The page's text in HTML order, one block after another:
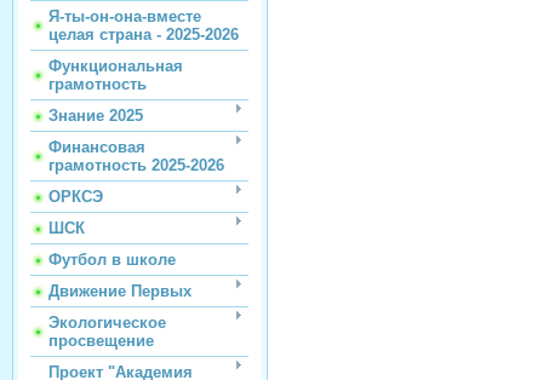
Я-ты-он-она-вместе
целая страна - 2025-2026
Функциональная
грамотность
Знание 2025
Финансовая
грамотность 2025-2026
ОРКСЭ
ШСК
Футбол в школе
Движение Первых
Экологическое
просвещение
Проект "Академия